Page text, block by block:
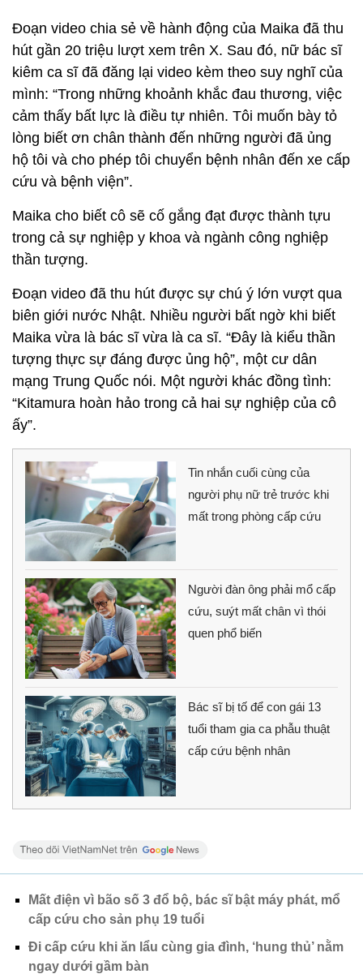
Đoạn video chia sẻ về hành động của Maika đã thu
hút gần 20 triệu lượt xem trên X. Sau đó, nữ bác sĩ
kiêm ca sĩ đã đăng lại video kèm theo suy nghĩ của
mình: “Trong những khoảnh khắc đau thương, việc
cảm thấy bất lực là điều tự nhiên. Tôi muốn bày tỏ
lòng biết ơn chân thành đến những người đã ủng
hộ tôi và cho phép tôi chuyển bệnh nhân đến xe cấp
cứu và bệnh viện”.
Maika cho biết cô sẽ cố gắng đạt được thành tựu
trong cả sự nghiệp y khoa và ngành công nghiệp
thần tượng.
Đoạn video đã thu hút được sự chú ý lớn vượt qua
biên giới nước Nhật. Nhiều người bất ngờ khi biết
Maika vừa là bác sĩ vừa là ca sĩ. “Đây là kiểu thần
tượng thực sự đáng được ủng hộ”, một cư dân
mạng Trung Quốc nói. Một người khác đồng tình:
“Kitamura hoàn hảo trong cả hai sự nghiệp của cô
ấy”.
Tin nhắn cuối cùng của
người phụ nữ trẻ trước khi
mất trong phòng cấp cứu
Người đàn ông phải mổ cấp
cứu, suýt mất chân vì thói
quen phổ biến
Bác sĩ bị tố để con gái 13
tuổi tham gia ca phẫu thuật
cấp cứu bệnh nhân
Mất điện vì bão số 3 đổ bộ, bác sĩ bật máy phát, mổ
cấp cứu cho sản phụ 19 tuổi
Đi cấp cứu khi ăn lẩu cùng gia đình, ‘hung thủ’ nằm
ngay dưới gầm bàn